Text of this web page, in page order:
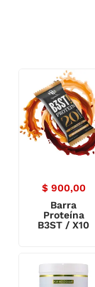
$900,00
Barra
Proteína
B3ST / X10